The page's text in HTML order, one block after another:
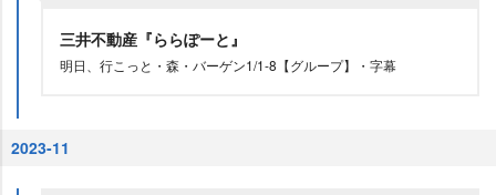
三井不動産『ららぽーと』
明日、行こっと・森・バーゲン1/1-8【グループ】・字幕
2023-11